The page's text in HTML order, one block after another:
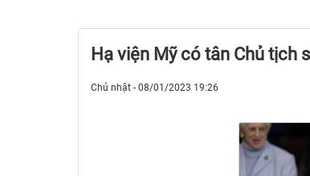
Hạ viện Mỹ có tân Chủ tịch
Chủ nhật - 08/01/2023 19:26